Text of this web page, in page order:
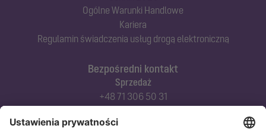
Bezpośredni kontakt
Sprzedaż
+48 71 306 50 31
Doradztwo techniczne
Ogólne Warunki Handlowe
Kariera
Regulamin świadczenia usług drogą elektroniczną